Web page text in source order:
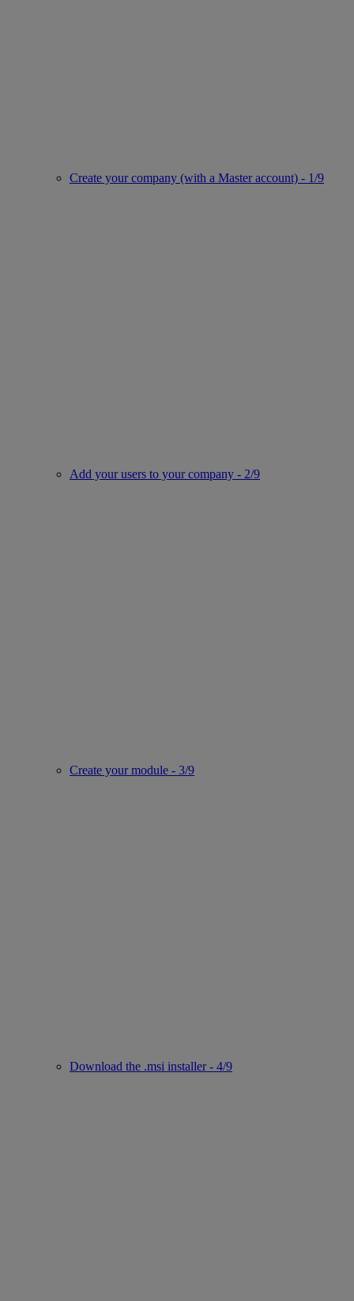
Create your company (with a Master account) - 1/9
Add your users to your company - 2/9
Create your module - 3/9
Download the .msi installer - 4/9